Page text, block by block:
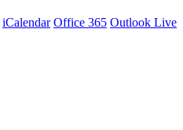
iCalendar Office 365 Outlook Live